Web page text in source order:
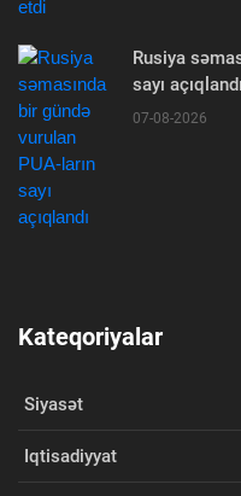
Rusiya
sayı açıqlandı
07-08-2026
Kateqoriyalar
Siyasət
Iqtisadiyyat